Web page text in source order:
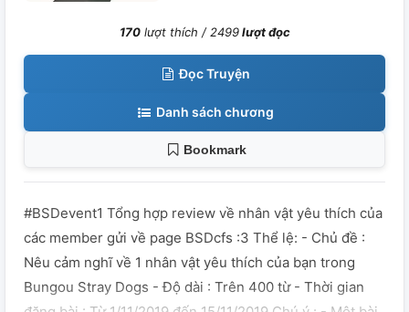
170lượt thích /2499lượt đọc
Đọc Truyện
Danh sách chương
Bookmark
#BSDevent1 Tổng hợp review về nhân vật yêu thích của
các member gửi về page BSDcfs :3 Thể lệ: - Chủ đề :
Nêu cảm nghĩ về 1 nhân vật yêu thích của bạn trong
Bungou Stray Dogs - Độ dài : Trên 400 từ - Thời gian